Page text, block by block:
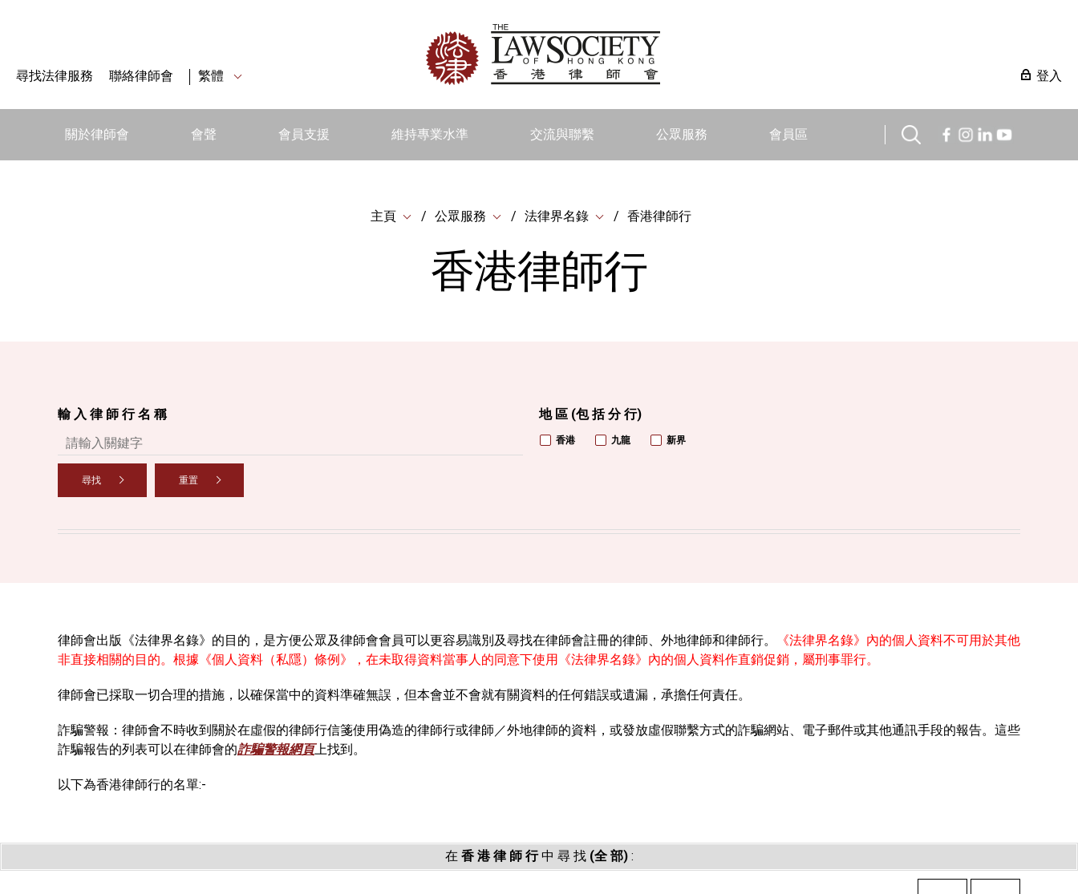
尋找法律服務 聯絡律師會 繁體 登入
關於律師會 會聲 會員支援 維持專業水準 交流與聯繫 公眾服務 會員區
主頁 公眾服務 法律界名錄 香港律師行
香港律師行
輸 入 律 師 行 名 稱 地 區 (包 括 分 行)
香港 九龍 新界
尋找 重置
律師會出版《法律界名錄》的目的，是方便公眾及律師會會員可以更容易識別及尋找在律師會註冊的律師、外地律師和律師行。
《法律界名錄》內的個人資料不可用於其他
非直接相關的目的。根據《個人資料（私隱）條例》，在未取得資料當事人的同意下使用《法律界名錄》內的個人資料作直銷促銷，屬刑事罪行。
律師會已採取一切合理的措施，以確保當中的資料準確無誤，但本會並不會就有關資料的任何錯誤或遺漏，承擔任何責任。
詐騙警報：律師會不時收到關於在虛假的律師行信箋使用偽造的律師行或律師／外地律師的資料，或發放虛假聯繫方式的詐騙網站、電子郵件或其他通訊手段的報告。這些
詐騙報告的列表可以在律師會的詐騙警報網頁上找到。
以下為香港律師行的名單:-
在 香 港 律 師 行中 尋 找 (全 部):